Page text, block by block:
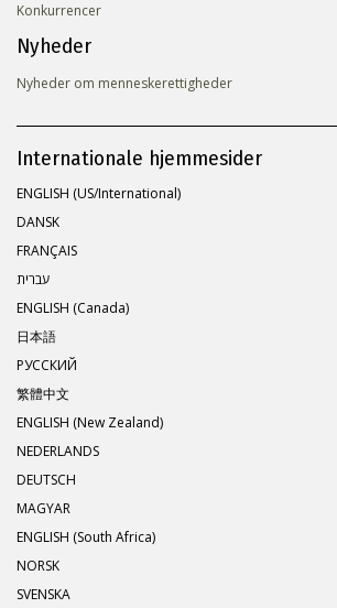
Konkurrencer
Nyheder
Nyheder om menneskerettigheder
Internationale hjemmesider
ENGLISH (US/International)
DANSK
FRANÇAIS
עברית
ENGLISH (Canada)
日本語
РУССКИЙ
繁體中文
ENGLISH (New Zealand)
NEDERLANDS
DEUTSCH
MAGYAR
ENGLISH (South Africa)
NORSK
SVENSKA